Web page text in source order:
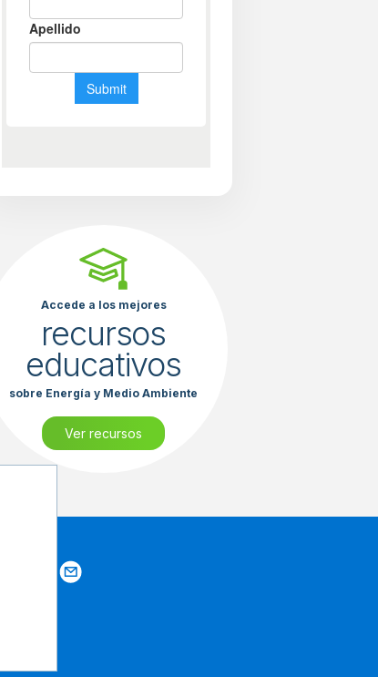
Accede a los mejores
recursos
educativos
sobre Energía y Medio Ambiente
Ver recursos